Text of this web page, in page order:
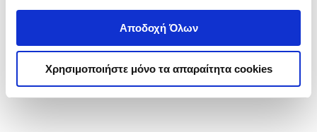
Αποδοχή Όλων
Χρησιμοποιήστε μόνο τα απαραίτητα cookies